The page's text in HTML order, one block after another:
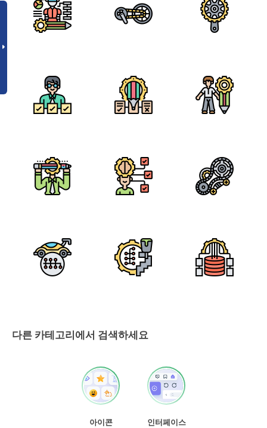
다른 카테고리에서 검색하세요
아이콘
인터페이스